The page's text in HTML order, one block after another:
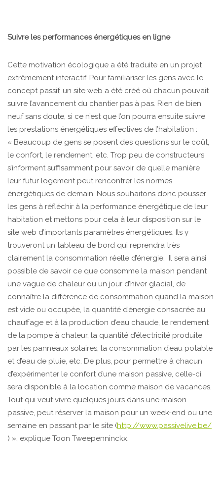
Suivre les performances énergétiques en ligne
Cette motivation écologique a été traduite en un projet
extrêmement interactif. Pour familiariser les gens avec le
concept passif, un site web a été créé où chacun pouvait
suivre l’avancement du chantier pas à pas. Rien de bien
neuf sans doute, si ce n’est que l’on pourra ensuite suivre
les prestations énergétiques effectives de l’habitation :
« Beaucoup de gens se posent des questions sur le coût,
le confort, le rendement, etc. Trop peu de constructeurs
s’informent suffisamment pour savoir de quelle manière
leur futur logement peut rencontrer les normes
énergétiques de demain. Nous souhaitons donc pousser
les gens à réfléchir à la performance énergétique de leur
habitation et mettons pour cela à leur disposition sur le
site web d’importants paramètres énergétiques. Ils y
trouveront un tableau de bord qui reprendra très
clairement la consommation réelle d’énergie. Il sera ainsi
possible de savoir ce que consomme la maison pendant
une vague de chaleur ou un jour d’hiver glacial, de
connaître la différence de consommation quand la maison
est vide ou occupée, la quantité d’énergie consacrée au
chauffage et à la production d’eau chaude, le rendement
de la pompe à chaleur, la quantité d’électricité produite
par les panneaux solaires, la consommation d’eau potable
et d’eau de pluie, etc. De plus, pour permettre à chacun
d’expérimenter le confort d’une maison passive, celle-ci
sera disponible à la location comme maison de vacances.
Tout qui veut vivre quelques jours dans une maison
passive, peut réserver la maison pour un week-end ou une
semaine en passant par le site (http://www.passivelive.be/
) », explique Toon Tweepenninckx.